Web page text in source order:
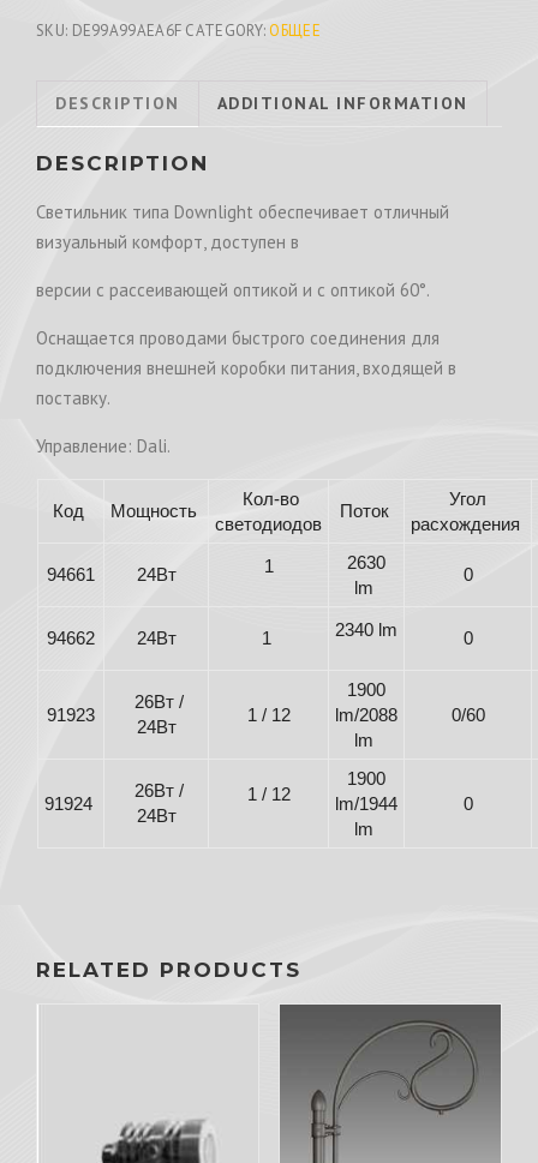
SKU: DE99A99AEA6F CATEGORY:ОБЩЕЕ
DESCRIPTION ADDITIONAL INFORMATION
DESCRIPTION
Светильник типа Downlight обеспечивает отличный
визуальный комфорт, доступен в
версии с рассеивающей оптикой и с оптикой 60°.
Оснащается проводами быстрого соединения для
подключения внешней коробки питания, входящей в
поставку.
Управление: Dali.
Код Мощность
Кол-во
светодиодов
Поток
Угол
расхождения
94661 24Вт 1
2630
lm
0
94662 24Вт 1 2340 lm 0
91923
26Вт /
24Вт
1 / 12
1900
lm/2088
lm
0/60
91924
26Вт /
24Вт
1 / 12
1900
lm/1944
lm
0
RELATED PRODUCTS